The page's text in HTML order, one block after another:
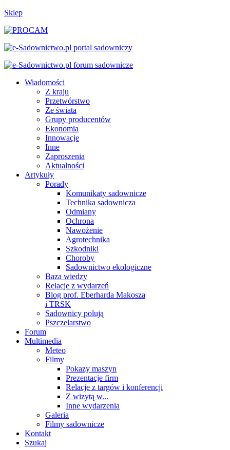
Sklep
Wiadomości
Z kraju
Przetwórstwo
Ze świata
Grupy producentów
Ekonomia
Innowacje
Inne
Zaproszenia
Aktualności
Artykuły
Porady
Komunikaty sadownicze
Technika sadownicza
Odmiany
Ochrona
Nawożenie
Agrotechnika
Szkodniki
Choroby
Sadownictwo ekologiczne
Baza wiedzy
Relacje z wydarzeń
Blog prof. Eberharda Makosza
i TRSK
Sadownicy polują
Pszczelarstwo
Forum
Multimedia
Meteo
Filmy
Pokazy maszyn
Prezentacje firm
Relacje z targów i konferencji
Z wizytą w...
Inne wydarzenia
Galeria
Filmy sadownicze
Kontakt
Szukaj